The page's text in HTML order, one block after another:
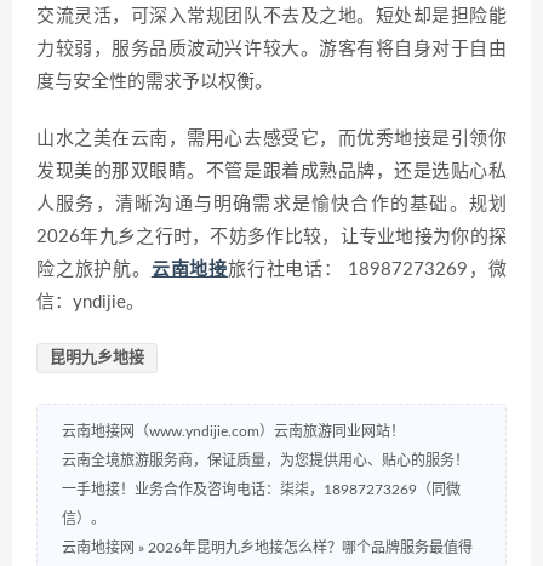
交流灵活，可深入常规团队不去及之地。短处却是担险能
力较弱，服务品质波动兴许较大。游客有将自身对于自由
度与安全性的需求予以权衡。
山水之美在云南，需用心去感受它，而优秀地接是引领你
发现美的那双眼睛。不管是跟着成熟品牌，还是选贴心私
人服务，清晰沟通与明确需求是愉快合作的基础。规划
2026年九乡之行时，不妨多作比较，让专业地接为你的探
险之旅护航。 云南地接旅行社电话： 18987273269，微
信：yndijie。
昆明九乡地接
云南地接网（www.yndijie.com）云南旅游同业网站！
云南全境旅游服务商，保证质量，为您提供用心、贴心的服务！
一手地接！业务合作及咨询电话：柒柒，18987273269（同微
信）。
云南地接网 » 2026年昆明九乡地接怎么样？哪个品牌服务最值得